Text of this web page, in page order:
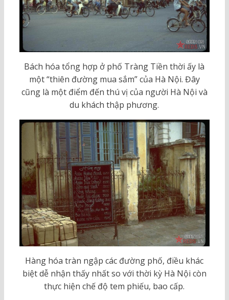
Bách hóa tổng hợp ở phố Tràng Tiền thời ấy là
một “thiên đường mua sắm” của Hà Nội. Đây
cũng là một điểm đến thú vị của người Hà Nội và
du khách thập phương.
Hàng hóa tràn ngập các đường phố, điều khác
biệt dễ nhận thấy nhất so với thời kỳ Hà Nội còn
thực hiện chế độ tem phiếu, bao cấp.